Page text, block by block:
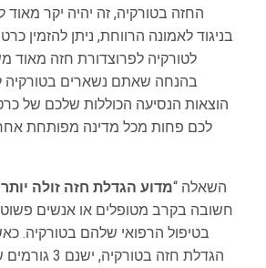
החזה בטורקיה, זה יהיה יקר מאוד
בניגוד לאמונה הרווחת, ניתן להזמין
לטורקיה לפרוצדורת חזה
בהנחה שאתם נשארים בטורקיה
הוצאות הנסיעה הכוללות שלכם של
לכם פחות מכל מדינה מפותחת
השאלה “מדוע הגדלת חזה זולה
חשובה בקרב מטופלים או אנשים פשוט
בטיפול הרפואי שלהם בטורקיה.
הגדלת חזה